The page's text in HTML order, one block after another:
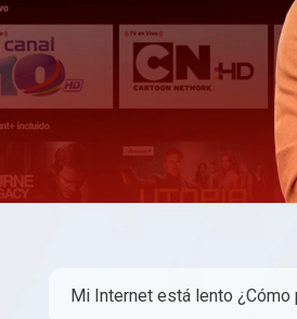
Mi Internet está lento